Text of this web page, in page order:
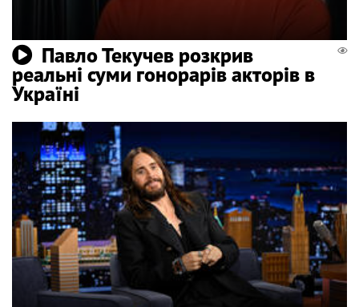
Павло Текучев розкрив
реальні суми гонорарів акторів в
Україні